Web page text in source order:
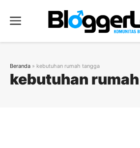
Menu
kebutuhan
Beranda » kebutuhan rumah tangga